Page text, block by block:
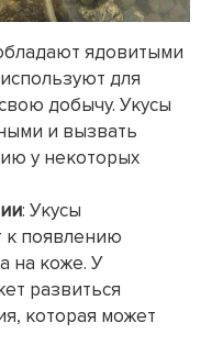
ядовитыми
для
добычу. Укусы
и вызвать
у некоторых
: Укусы
к появлению
на коже. У
развиться
которая может